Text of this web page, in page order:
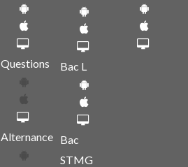
Questions
Alternance
Bac L
Bac
STMG